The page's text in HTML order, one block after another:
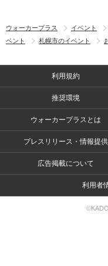
ウォーカープラス イベント
ベント
札幌市のイベント
利用規約
推奨環境
ウォーカープラスとは
プレスリリース・情報提供
広告掲載について
利用者